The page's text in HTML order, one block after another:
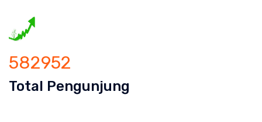
582952
Total Pengunjung